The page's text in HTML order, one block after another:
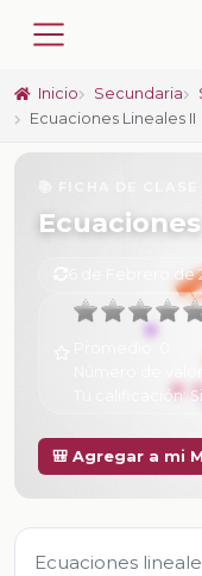
Inicio Secundaria
Ecuaciones Lineales II
6 de Febrero de
Tu calificación:
🎒 Agregar a mi
Ecuaciones